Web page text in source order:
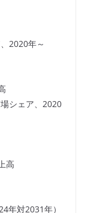
2020年～
シェア、2020
高
年対2031年）